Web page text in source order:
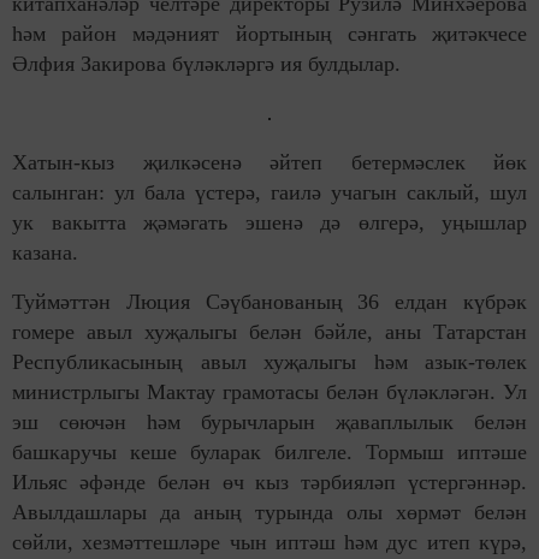
һәм район мәдәният йортының сәнгать җитәкчесе
Әлфия Закирова бүләкләргә ия булдылар.
Хатын-кыз җилкәсенә әйтеп бетермәслек йөк
салынган: ул бала үстерә, гаилә учагын саклый, шул
ук вакытта җәмәгать эшенә дә өлгерә, уңышлар
казана.
Туймәттән Люция Сәүбанованың 36 елдан күбрәк
гомере авыл хуҗалыгы белән бәйле, аны Татарстан
Республикасының авыл хуҗалыгы һәм азык-төлек
министрлыгы Мактау грамотасы белән бүләкләгән. Ул
эш сөючән һәм бурычларын җаваплылык белән
башкаручы кеше буларак билгеле. Тормыш иптәше
Ильяс әфәнде белән өч кыз тәрбияләп үстергәннәр.
Авылдашлары да аның турында олы хөрмәт белән
сөйли, хезмәттешләре чын иптәш һәм дус итеп күрә,